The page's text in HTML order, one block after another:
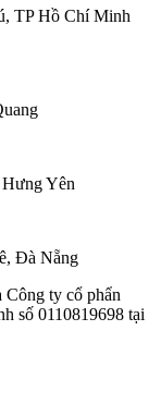
TP Hồ Chí Minh
Yên
Đà Nẵng
Công ty cổ phẩn
số 0110819698 tại